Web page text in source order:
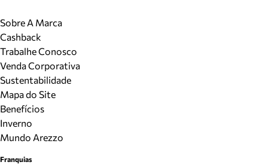
Sobre A Marca
Cashback
Trabalhe Conosco
Venda Corporativa
Sustentabilidade
Mapa do Site
Benefícios
Inverno
Mundo Arezzo
Franquias